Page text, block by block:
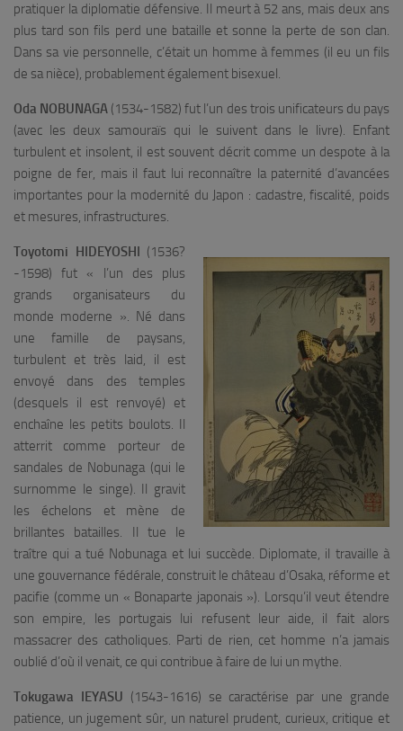
pratiquer la diplomatie défensive. Il meurt à 52 ans, mais deux ans
plus tard son fils perd une bataille et sonne la perte de son clan.
Dans sa vie personnelle, c’était un homme à femmes (il eu un fils
de sa nièce), probablement également bisexuel.
Oda NOBUNAGA (1534-1582) fut l’un des trois unificateurs du pays
(avec les deux samouraïs qui le suivent dans le livre). Enfant
turbulent et insolent, il est souvent décrit comme un despote à la
poigne de fer, mais il faut lui reconnaître la paternité d’avancées
importantes pour la modernité du Japon : cadastre, fiscalité, poids
et mesures, infrastructures.
Toyotomi HIDEYOSHI (1536?
-1598) fut « l’un des plus
grands organisateurs du
monde moderne ». Né dans
une famille de paysans,
turbulent et très laid, il est
envoyé dans des temples
(desquels il est renvoyé) et
enchaîne les petits boulots. Il
atterrit comme porteur de
sandales de Nobunaga (qui le
surnomme le singe). Il gravit
les échelons et mène de
brillantes batailles. Il tue le
traître qui a tué Nobunaga et lui succède. Diplomate, il travaille à
une gouvernance fédérale, construit le château d’Osaka, réforme et
pacifie (comme un « Bonaparte japonais »). Lorsqu’il veut étendre
son empire, les portugais lui refusent leur aide, il fait alors
massacrer des catholiques. Parti de rien, cet homme n’a jamais
oublié d’où il venait, ce qui contribue à faire de lui un mythe.
Tokugawa IEYASU (1543-1616) se caractérise par une grande
patience, un jugement sûr, un naturel prudent, curieux, critique et